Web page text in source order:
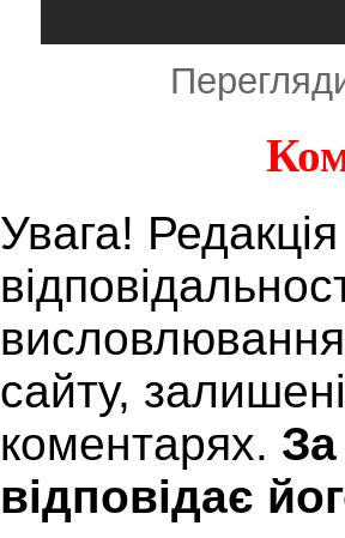
Увага!
висловлювання
сайту,
коментарях.
відповідає